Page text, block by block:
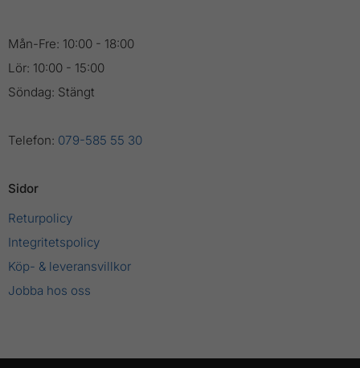
Mån-Fre: 10:00 - 18:00
Lör: 10:00 - 15:00
Söndag: Stängt
Telefon: 079-585 55 30
Sidor
Returpolicy
Integritetspolicy
Köp- & leveransvillkor
Jobba hos oss